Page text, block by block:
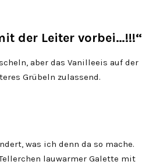
der Leiter vorbei…!!!“
aber das Vanilleeis auf der
Grübeln zulassend.
was ich denn da so mache.
lauwarmer Galette mit